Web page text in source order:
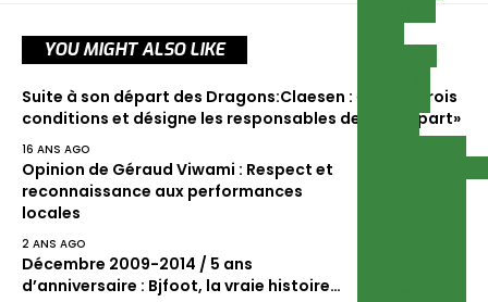
YOU MIGHT ALSO LIKE
Suite à son départ des Dragons:Claesen : «Il pose trois
conditions et désigne les responsables de son départ»
16 ANS AGO
Opinion de Géraud Viwami : Respect et
reconnaissance aux performances
locales
2 ANS AGO
Décembre 2009-2014 / 5 ans
d’anniversaire : Bjfoot, la vraie histoire…